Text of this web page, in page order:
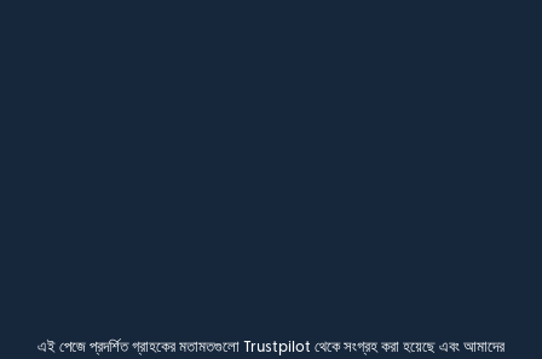
এই পেজে প্রদর্শিত গ্রাহকের মতামতগুলো Trustpilot থেকে সংগ্রহ করা হয়েছে এবং আমাদের